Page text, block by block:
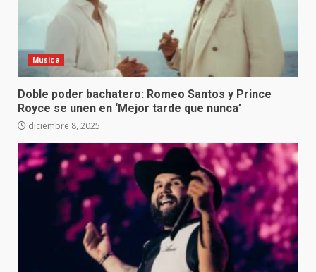
Musica
Doble poder bachatero: Romeo Santos y Prince
Royce se unen en ‘Mejor tarde que nunca’
diciembre 8, 2025